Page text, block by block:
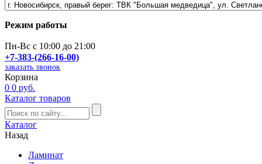
Режим работы
Пн-Вс с 10:00 до 21:00
+7-383-(266-16-00)
заказать звонок
Корзина
0 0 руб.
Каталог товаров
Каталог
Назад
Ламинат